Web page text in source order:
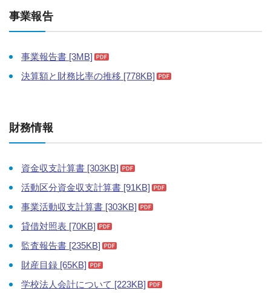
事業報告
事業報告書 [3MB]
決算額と財務比率の推移 [778KB]
財務情報
資金収支計算書 [303KB]
活動区分資金収支計算書 [91KB]
事業活動収支計算書 [303KB]
貸借対照表 [70KB]
監査報告書 [235KB]
財産目録 [65KB]
学校法人会計について [223KB]